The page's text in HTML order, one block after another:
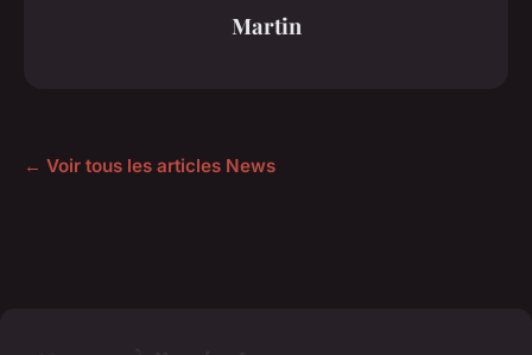
Martin
← Voir tous les articles News